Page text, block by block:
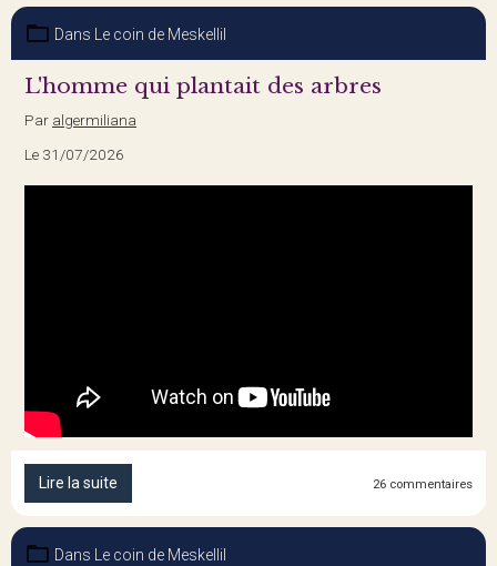
Dans Le coin de Meskellil
L'homme qui plantait des arbres
Par algermiliana
Le 31/07/2026
Lire la suite 26 commentaires
Dans Le coin de Meskellil